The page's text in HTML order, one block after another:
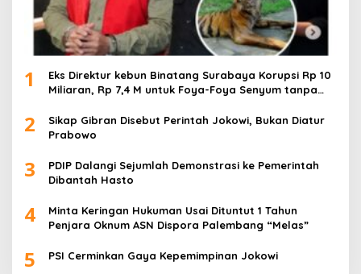
1
Eks Direktur kebun Binatang Surabaya Korupsi Rp 10
Miliaran, Rp 7,4 M untuk Foya-Foya Senyum tanpa
2
Sikap Gibran Disebut Perintah Jokowi, Bukan Diatur
Prabowo
3
PDIP Dalangi Sejumlah Demonstrasi ke Pemerintah
Dibantah Hasto
4
Minta Keringan Hukuman Usai Dituntut 1 Tahun
Penjara Oknum ASN Dispora Palembang “Melas”
5 PSI Cerminkan Gaya Kepemimpinan Jokowi